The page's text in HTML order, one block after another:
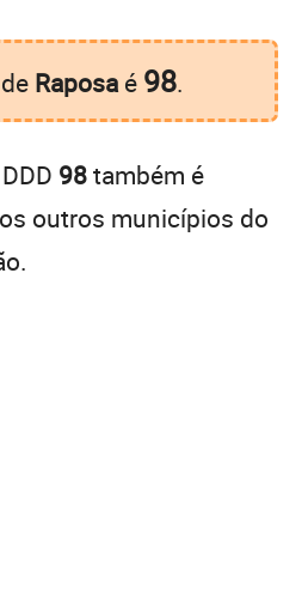
Raposa é 98.
98também é
outros municípios do